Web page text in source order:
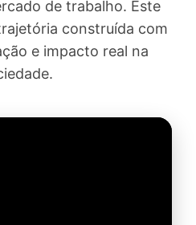
de trabalho. Este
construída com
e impacto real na